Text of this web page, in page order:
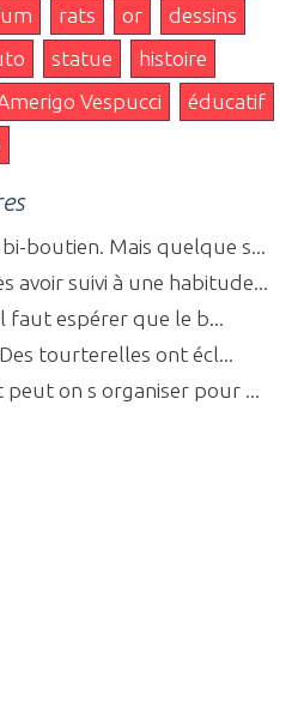
rats or
dessins
statue
histoire
Vespucci
éducatif
boutien. Mais quelque s...
avoir suivi à une habitude...
faut espérer que le b...
tourterelles ont écl...
on s organiser pour ...